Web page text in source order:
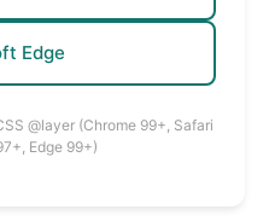
Edge
@layer (Chrome 99+, Safari
Edge 99+)